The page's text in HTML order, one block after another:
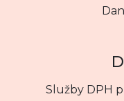
Služby DPH